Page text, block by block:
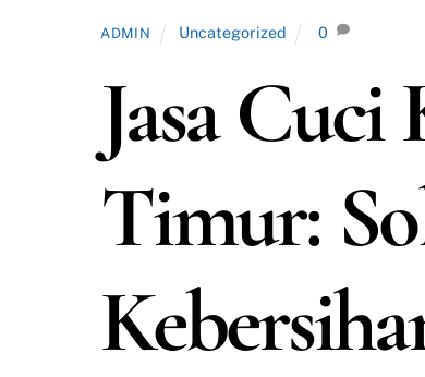
ADMIN Uncategorized 0
Jasa
Timur: